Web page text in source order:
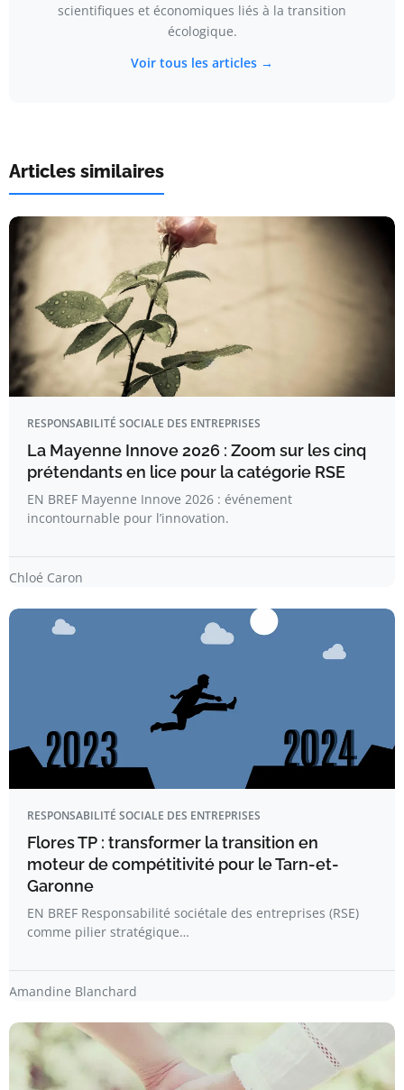
scientifiques et économiques liés à la transition
écologique.
Voir tous les articles →
Articles similaires
RESPONSABILITÉ SOCIALE DES ENTREPRISES
La Mayenne Innove 2026 : Zoom sur les cinq
prétendants en lice pour la catégorie RSE
EN BREF Mayenne Innove 2026 : événement
incontournable pour l’innovation.
Chloé Caron
RESPONSABILITÉ SOCIALE DES ENTREPRISES
Flores TP : transformer la transition en
moteur de compétitivité pour le Tarn-et-
Garonne
EN BREF Responsabilité sociétale des entreprises (RSE)
comme pilier stratégique…
Amandine Blanchard